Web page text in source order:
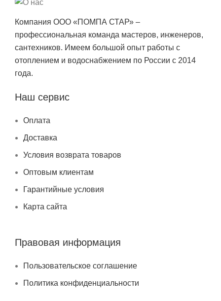
Компания ООО «ПОМПА СТАР» –
профессиональная команда мастеров, инженеров,
сантехников. Имеем большой опыт работы с
отоплением и водоснабжением по России с 2014
года.
Наш сервис
Оплата
Доставка
Условия возврата товаров
Оптовым клиентам
Гарантийные условия
Карта сайта
Правовая информация
Пользовательское соглашение
Политика конфиденциальности